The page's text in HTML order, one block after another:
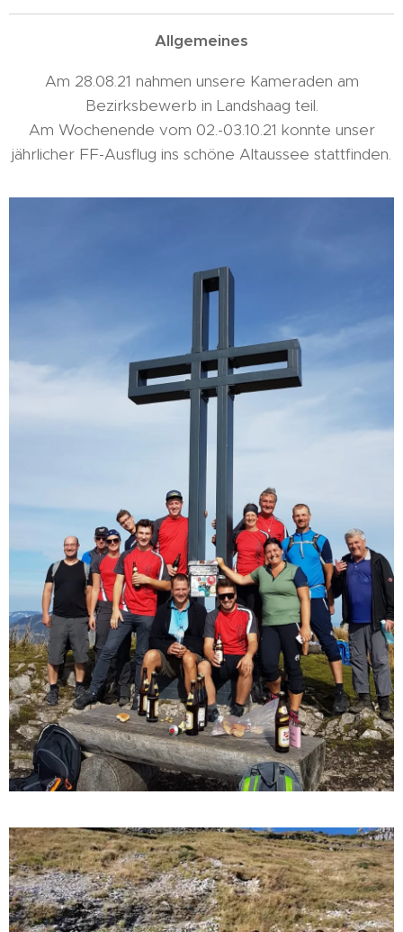
Allgemeines
Am 28.08.21 nahmen unsere Kameraden am
Bezirksbewerb in Landshaag teil.
Am Wochenende vom 02.-03.10.21 konnte unser
jährlicher FF-Ausflug ins schöne Altaussee stattfinden.